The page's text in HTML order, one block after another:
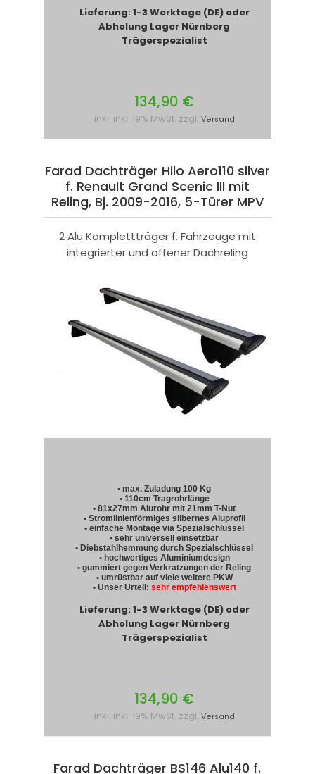
Lieferung: 1-3 Werktage (DE) oder
Abholung Lager Nürnberg
Trägerspezialist
134,90 €
inkl. inkl. 19% MwSt. zzgl. Versand
Farad Dachträger Hilo Aero110 silver
f. Renault Grand Scenic III mit
Reling, Bj. 2009-2016, 5-Türer MPV
2 Alu Komplettträger f. Fahrzeuge mit
integrierter und offener Dachreling
• max. Zuladung 100 Kg
• 110cm Tragrohrlänge
• 81x27mm Alurohr mit 21mm T-Nut
• Stromlinienförmiges silbernes Aluprofil
• einfache Montage via Spezialschlüssel
• sehr universell einsetzbar
• Diebstahlhemmung durch Spezialschlüssel
• hochwertiges Aluminiumdesign
• gummiert gegen Verkratzungen der Reling
• umrüstbar auf viele weitere PKW
• Unser Urteil: sehr empfehlenswert
Lieferung: 1-3 Werktage (DE) oder
Abholung Lager Nürnberg
Trägerspezialist
134,90 €
inkl. inkl. 19% MwSt. zzgl. Versand
Farad Dachträger BS146 Alu140 f.